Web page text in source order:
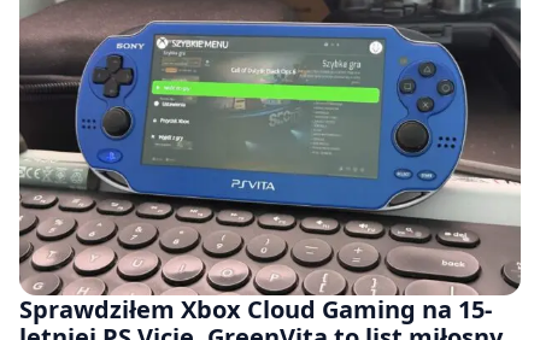
Sprawdziłem Xbox Cloud Gaming na 15-